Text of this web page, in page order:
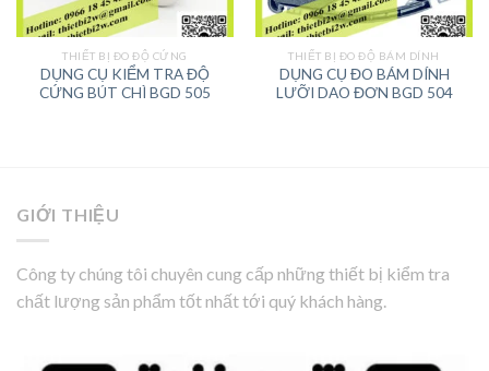
THIẾT BỊ ĐO ĐỘ CỨNG
DỤNG CỤ KIỂM TRA ĐỘ
CỨNG BÚT CHÌ BGD 505
THIẾT BỊ ĐO ĐỘ BÁM DÍNH
DỤNG CỤ ĐO BÁM DÍNH
LƯỠI DAO ĐƠN BGD 504
GIỚI THIỆU
Công ty chúng tôi chuyên cung cấp những thiết bị kiểm tra
chất lượng sản phẩm tốt nhất tới quý khách hàng.